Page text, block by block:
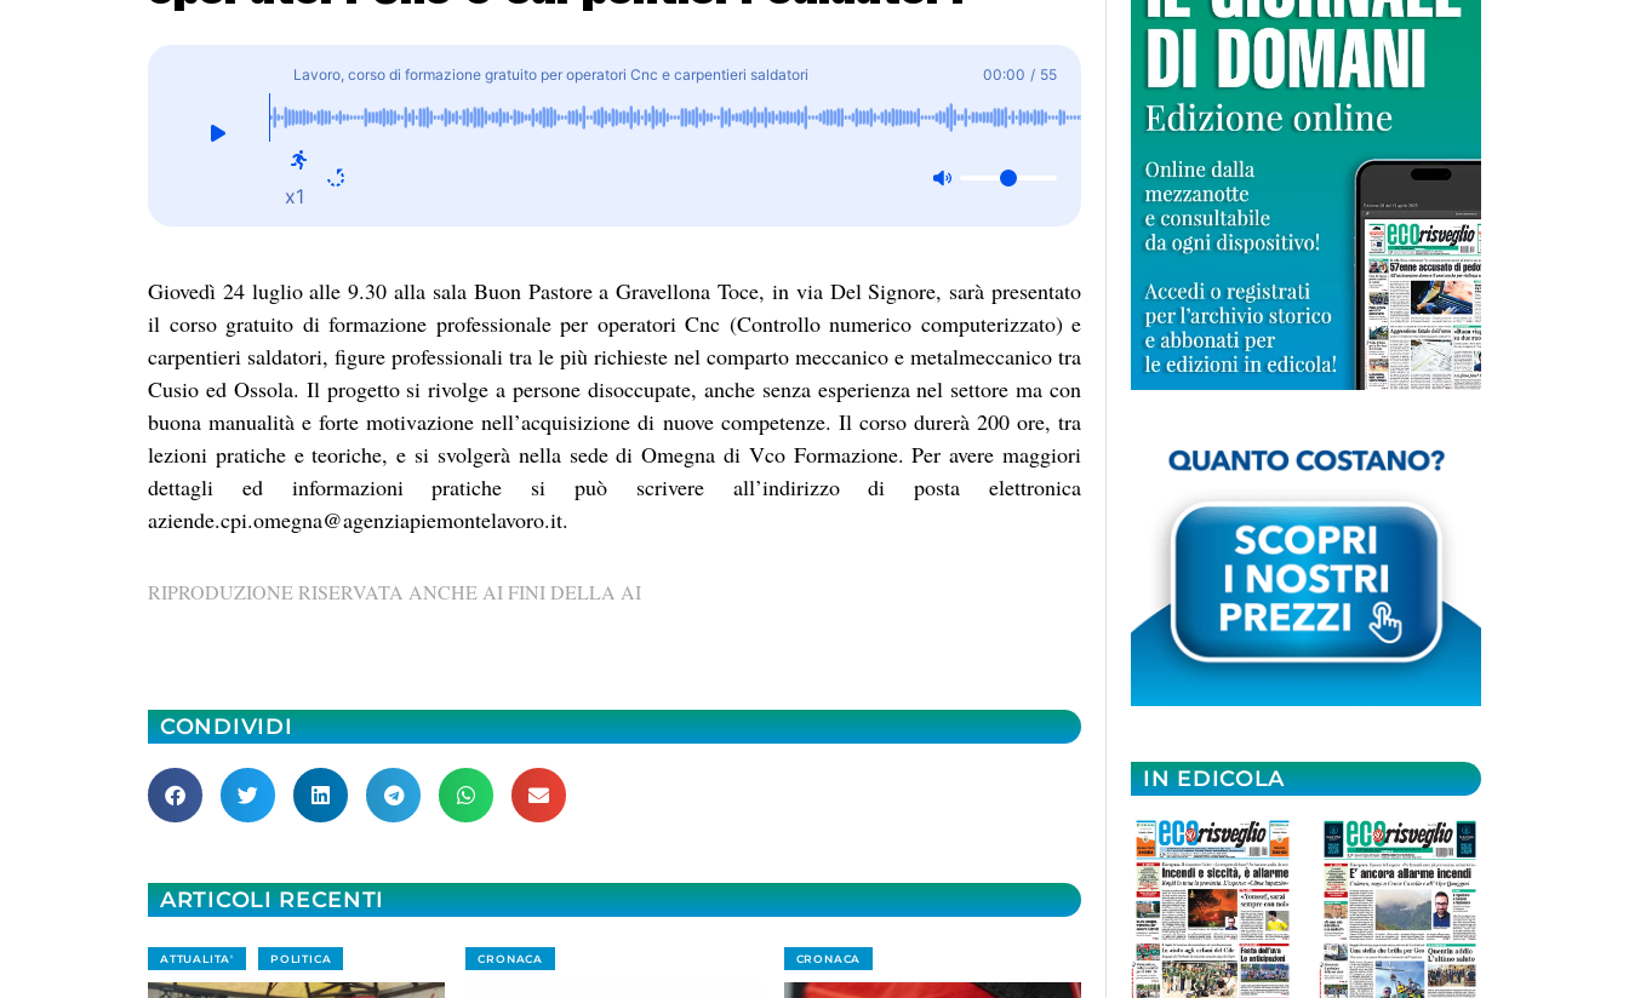
Lavoro, corso di formazione gratuito per operatori Cnc e carpentieri saldatori 00:00 / 55
x1
Giovedì 24 luglio alle 9.30 alla sala Buon Pastore a Gravellona Toce, in via Del Signore, sarà presentato
il corso gratuito di formazione professionale per operatori Cnc (Controllo numerico computerizzato) e
carpentieri saldatori, figure professionali tra le più richieste nel comparto meccanico e metalmeccanico tra
Cusio ed Ossola. Il progetto si rivolge a persone disoccupate, anche senza esperienza nel settore ma con
buona manualità e forte motivazione nell’acquisizione di nuove competenze. Il corso durerà 200 ore, tra
lezioni pratiche e teoriche, e si svolgerà nella sede di Omegna di Vco Formazione. Per avere maggiori
dettagli ed informazioni pratiche si può scrivere all’indirizzo di posta elettronica
aziende.cpi.omegna@agenziapiemontelavoro.it.
RIPRODUZIONE RISERVATA ANCHE AI FINI DELLA AI
CONDIVIDI
ARTICOLI RECENTI
ATTUALITA' POLITICA CRONACA CRONACA
IN EDICOLA